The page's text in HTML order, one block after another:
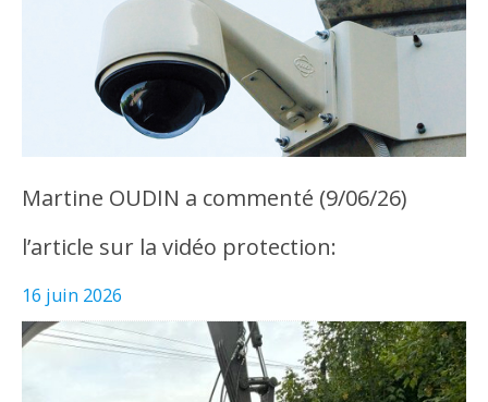
Martine OUDIN a commenté (9/06/26)
l’article sur la vidéo protection:
16 juin 2026